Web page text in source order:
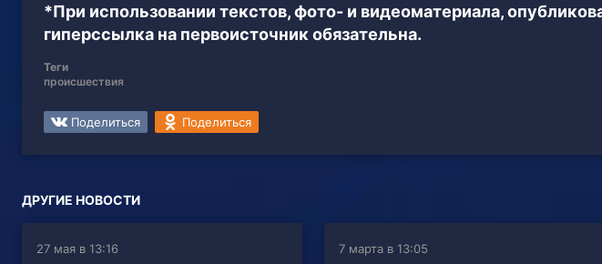
*При использовании текстов, фото- и видеоматериала,
гиперссылка на первоисточник обязательна.
Теги
происшествия
Поделиться Поделиться
ДРУГИЕ НОВОСТИ
27 мая в 13:16 7 марта в 13:05